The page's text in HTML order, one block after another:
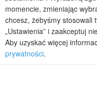
2026 © ARCHON+ Biuro
projekty domów - autorska
przez arch. Barbarę Mendel
Z uwagi na ciągłe
normą ISO 9001),
nieznacznie różnić się od
dostosowania ich do Państwa
momencie, zmieniając
chcesz, żebyśmy stosowali
„Ustawienia” i zaakceptuj
Aby uzyskać więcej
prywatności.